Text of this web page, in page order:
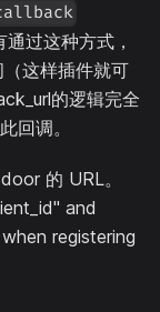
过这种方式，
这样插件就可
的逻辑完全
回调。
的 URL。
and
registering